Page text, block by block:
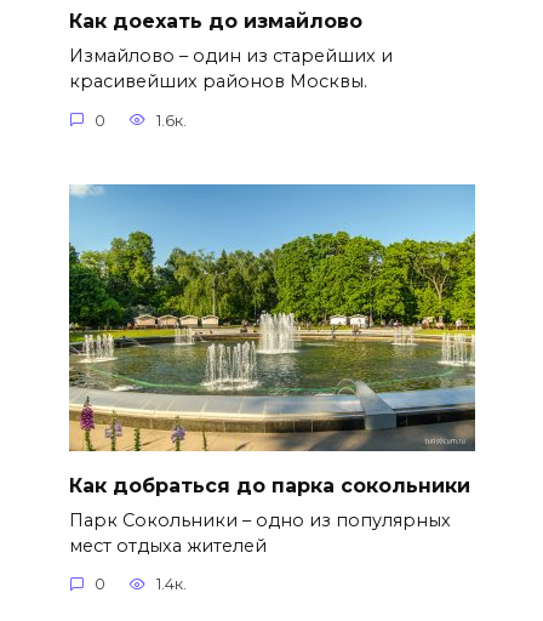
Как доехать до измайлово
Измайлово – один из старейших и
красивейших районов Москвы.
0 1.6к.
Как добраться до парка сокольники
Парк Сокольники – одно из популярных
мест отдыха жителей
0 1.4к.